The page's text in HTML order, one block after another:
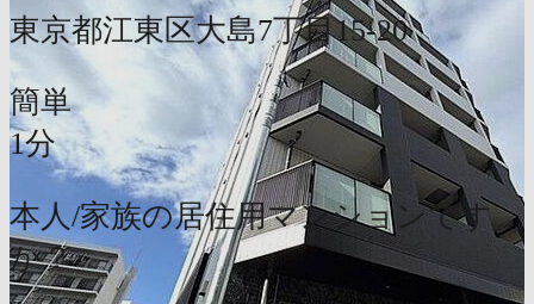
東京都江東区大島7丁目15-20
簡単
1分
本人/家族の居住用マンションです
か？